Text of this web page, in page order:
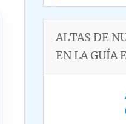
ALTAS DE
EN LA GUÍA